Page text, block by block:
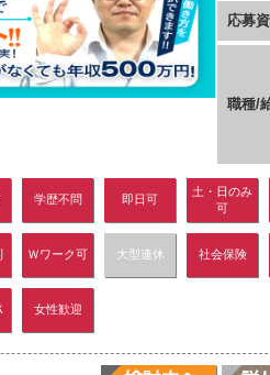
応募
職種/
学歴不問 即日可
土・日のみ
可
Ｗワーク可 大型連休 社会保険
女性歓迎